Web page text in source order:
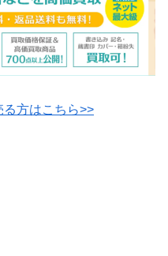
る方はこちら>>